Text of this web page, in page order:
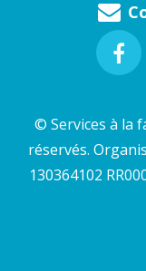
© Services à la
réservés.
130364102